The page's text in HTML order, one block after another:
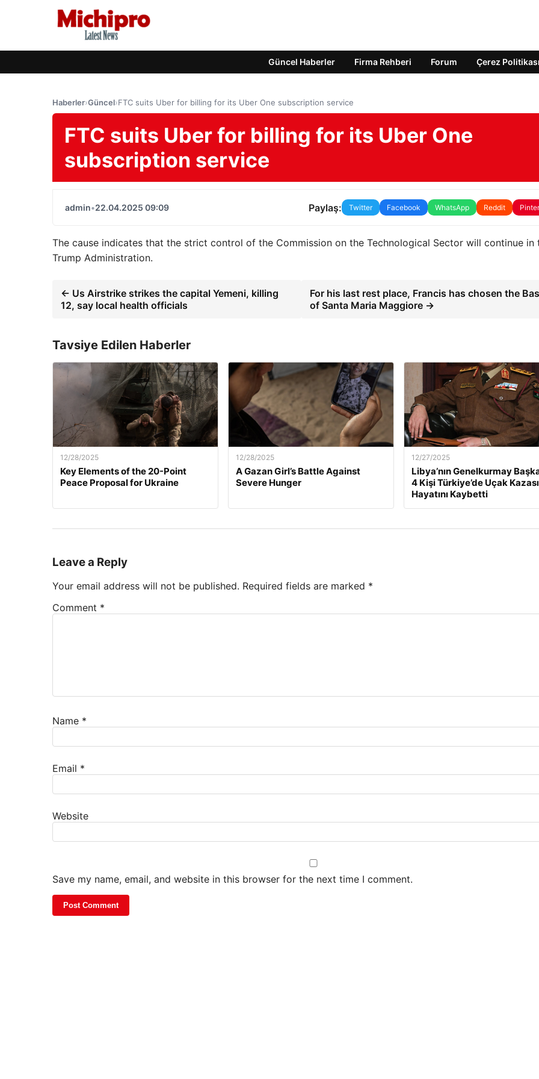
Güncel Haberler Firma Rehberi Forum Çerez Politikası
Haberler›Güncel›FTC suits Uber for billing for its Uber One subscription service
FTC suits Uber for billing for its Uber One
subscription service
admin•22.04.2025 09:09 Paylaş: Twitter Facebook WhatsApp Reddit
The cause indicates that the strict control of the Commission on the Technological Sector will continue in
Trump Administration.
← Us Airstrike strikes the capital Yemeni, killing
12, say local health officials
For his last rest place, Francis has chosen the
of Santa Maria Maggiore →
Tavsiye Edilen Haberler
12/28/2025
Key Elements of the 20-Point
Peace Proposal for Ukraine
12/28/2025
A Gazan Girl’s Battle Against
Severe Hunger
12/27/2025
Libya’nın Genelkurmay
4 Kişi Türkiye’de Uçak
Hayatını Kaybetti
Leave a Reply
Your email address will not be published. Required fields are marked *
Comment *
Name *
Email *
Website
Save my name, email, and website in this browser for the next time I comment.